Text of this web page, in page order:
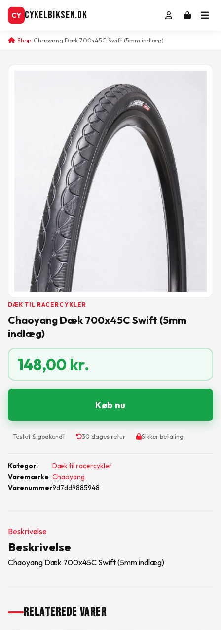
CY CykelBiksen.dk
Shop Chaoyang Dæk 700x45C Swift (5mm indlæg)
DÆK TIL RACERCYKLER
Chaoyang Dæk 700x45C Swift (5mm
indlæg)
148,00 kr.
Køb nu
Testet & godkendt 30 dages retur Sikker betaling
Kategori
Dæk til racercykler
Varemærke Chaoyang
Varenummer9d7dd9885948
Beskrivelse
Beskrivelse
Chaoyang Dæk 700x45C Swift (5mm indlæg)
RELATEREDE VARER